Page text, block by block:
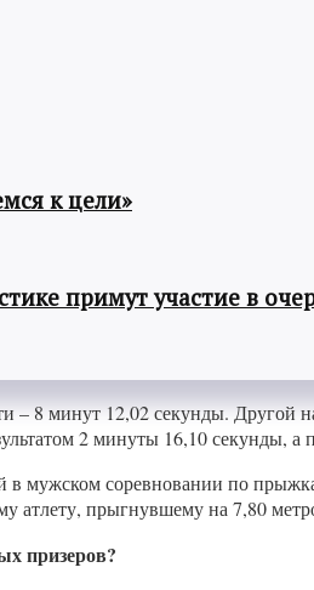
к цели»
примут участие в
– 8 минут 12,02 секунды.
2 минуты 16,10 секунды, а
мужском соревновании по
атлету, прыгнувшему на 7,80
призеров?